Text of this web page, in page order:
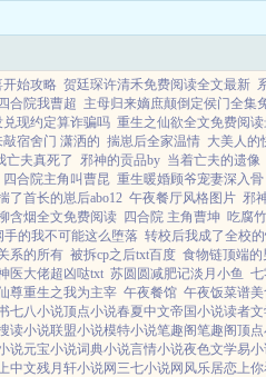
开始攻略 贺廷琛许清禾免费阅读全文最新
四合院我曹超 主母归来嫡庶颠倒定侯门全集
兑现约定算诈骗吗 重生之仙欲全文免费阅
宿舍门 潇洒的 揣崽后全家温情 大美人的
亡夫真死了 邪神的贡品by 当着亡夫的遗像
四合院主角叫曹昆 重生暖婚顾爷宠妻深入骨
了首长的崽后abo12 午夜餐厅风格图片 邪
含烟全文免费阅读 四合院 主角曹坤 吃腐
手的我不可能这么堕落 转校后我成了全校
系的所有 被拆cp之后txt百度 食物链顶端
医大佬超凶哒txt 苏圆圆减肥记淡月小鱼
尊重生之我为主宰 午夜餐馆 午夜饭菜谱
七八小说顶点小说春夏中文帝国小说读者
读小说联盟小说模特小说笔趣阁笔趣阁顶
说元宝小说词典小说言情小说夜色文学易
中文残月轩小说网 三七小说网 风乐居恋上你